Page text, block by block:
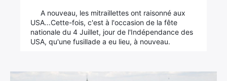
A nouveau, les mitraillettes ont raisonné aux
USA...Cette-fois, c'est à l'occasion de la fête
nationale du 4 Juillet, jour de l'Indépendance des
USA, qu'une fusillade a eu lieu, à nouveau.